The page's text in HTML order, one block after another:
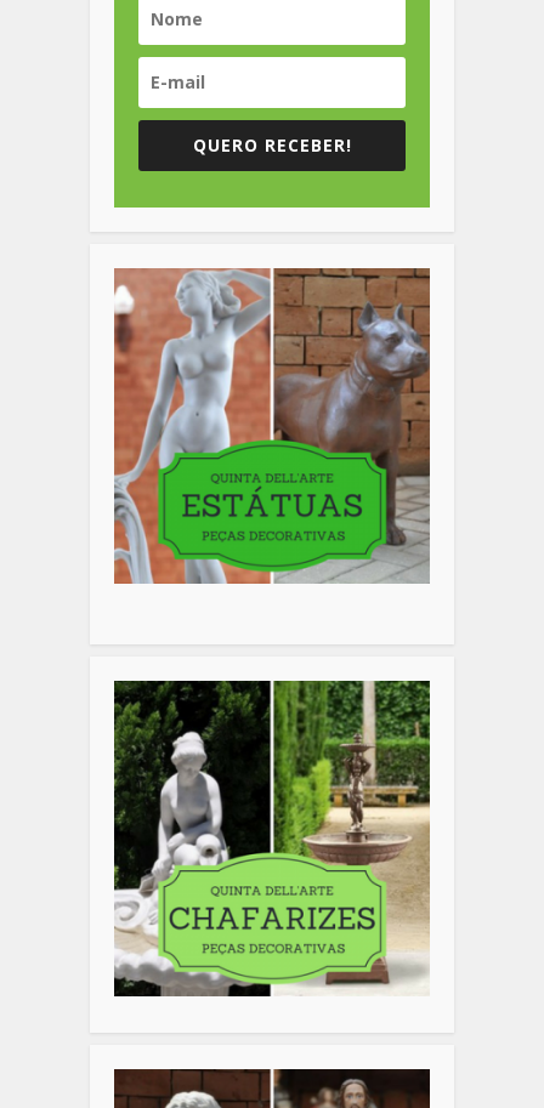
QUERO RECEBER!